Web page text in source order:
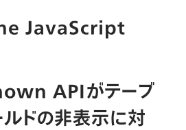
JavaScript
APIがテーブ
ルドの非表示に対